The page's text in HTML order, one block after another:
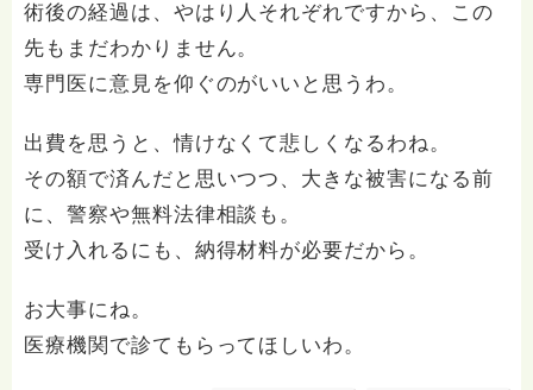
術後の経過は、やはり人それぞれですから、この
先もまだわかりません。
専門医に意見を仰ぐのがいいと思うわ。
出費を思うと、情けなくて悲しくなるわね。
その額で済んだと思いつつ、大きな被害になる前
に、警察や無料法律相談も。
受け入れるにも、納得材料が必要だから。
お大事にね。
医療機関で診てもらってほしいわ。